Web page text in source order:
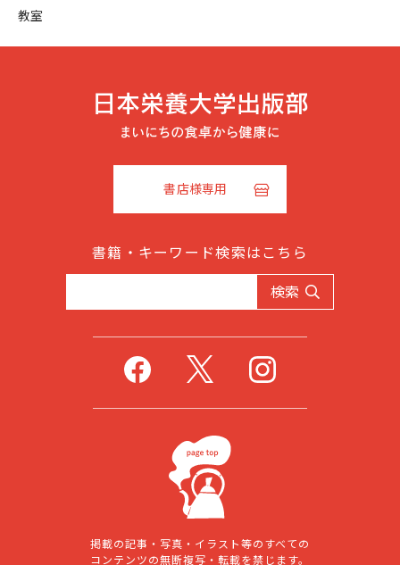
教室
書店様専用
書籍・キーワード検索はこちら
検索
掲載の記事・写真・イラスト等のすべての
コンテンツの無断複写・転載を禁じます。